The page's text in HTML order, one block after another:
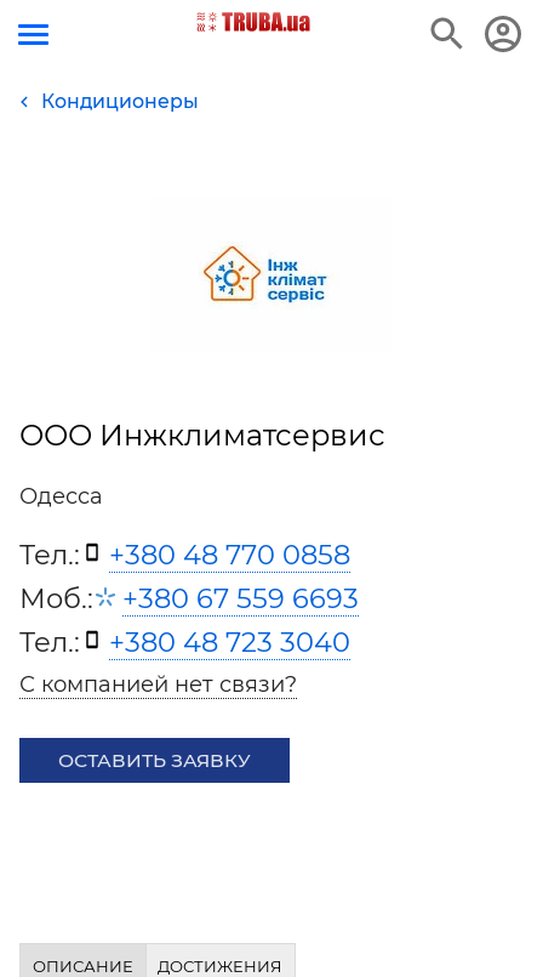
Кондиционеры
ООО Инжклиматсервис
Одесса
Тел.:
+380 48 770 0858
Моб.:
+380 67 559 6693
Тел.:
+380 48 723 3040
С компанией нет связи?
ОСТАВИТЬ ЗАЯВКУ
ОПИСАНИЕ ДОСТИЖЕНИЯ